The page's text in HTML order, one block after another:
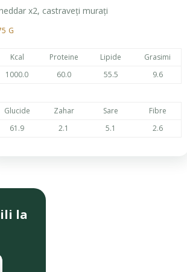
x2, castraveți murați
G
Kcal Proteine Lipide
Grasimi
1000.0
60.0 55.5 9.6
Glucide Zahar Sare
Fibre
61.9
2.1 5.1 2.6
la